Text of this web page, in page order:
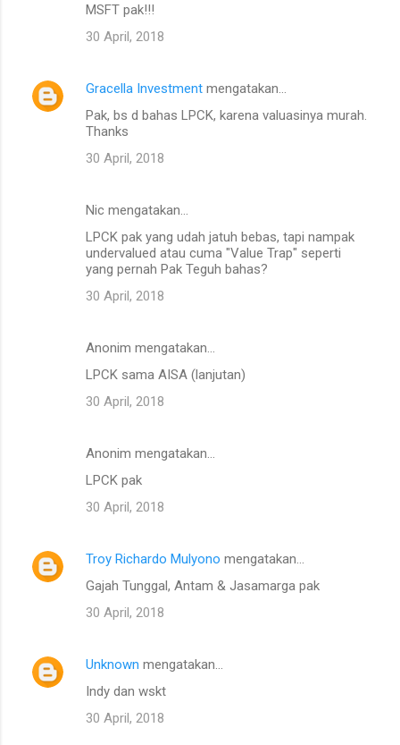
MSFT pak!!!
30 April, 2018
Gracella Investment mengatakan…
Pak, bs d bahas LPCK, karena valuasinya murah.
Thanks
30 April, 2018
Nic mengatakan…
LPCK pak yang udah jatuh bebas, tapi nampak
undervalued atau cuma "Value Trap" seperti
yang pernah Pak Teguh bahas?
30 April, 2018
Anonim mengatakan…
LPCK sama AISA (lanjutan)
30 April, 2018
Anonim mengatakan…
LPCK pak
30 April, 2018
Troy Richardo Mulyono mengatakan…
Gajah Tunggal, Antam & Jasamarga pak
30 April, 2018
Unknown mengatakan…
Indy dan wskt
30 April, 2018